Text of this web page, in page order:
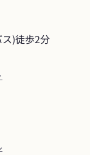
)徒歩2分